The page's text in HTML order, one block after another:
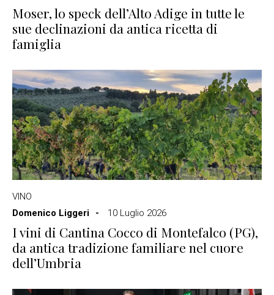
Moser, lo speck dell’Alto Adige in tutte le
sue declinazioni da antica ricetta di
famiglia
VINO
Domenico Liggeri
10 Luglio 2026
I vini di Cantina Cocco di Montefalco (PG),
da antica tradizione familiare nel cuore
dell’Umbria